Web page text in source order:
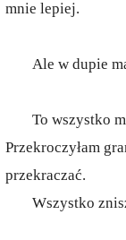
mnie lepiej.
Ale w dupie
To wszystko
Przekroczyłam
przekraczać.
Wszystko